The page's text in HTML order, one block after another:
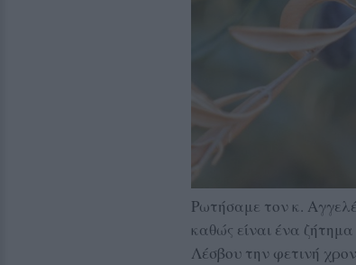
Ρωτήσαμε τον κ.
καθώς είναι ένα
Λέσβου την φετινή